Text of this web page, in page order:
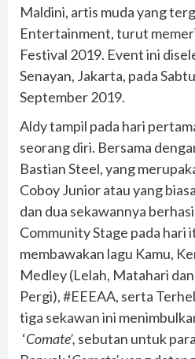
Maldini, artis muda yang
Entertainment, turut
Festival 2019. Event ini
Senayan, Jakarta, pada
September 2019.
Aldy tampil pada hari
seorang diri. Bersama
Bastian Steel, yang
Coboy Junior atau yang
dan dua sekawannya
Community Stage pada hari
membawakan lagu Kamu,
Medley (Lelah, Matahari
Pergi), #EEEAA, serta
tiga sekawan ini
‘Comate’, sebutan untuk